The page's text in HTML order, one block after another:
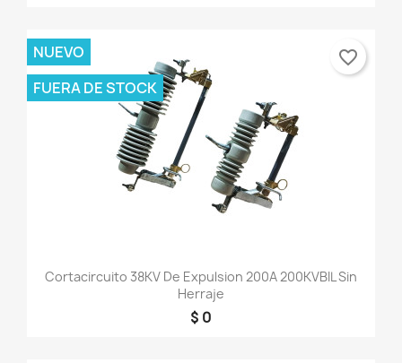
Cortacircuito 38KV De Expulsion 200A 200KVBIL Sin
Herraje
$ 0
NUEVO
FUERA DE STOCK
favorite_border